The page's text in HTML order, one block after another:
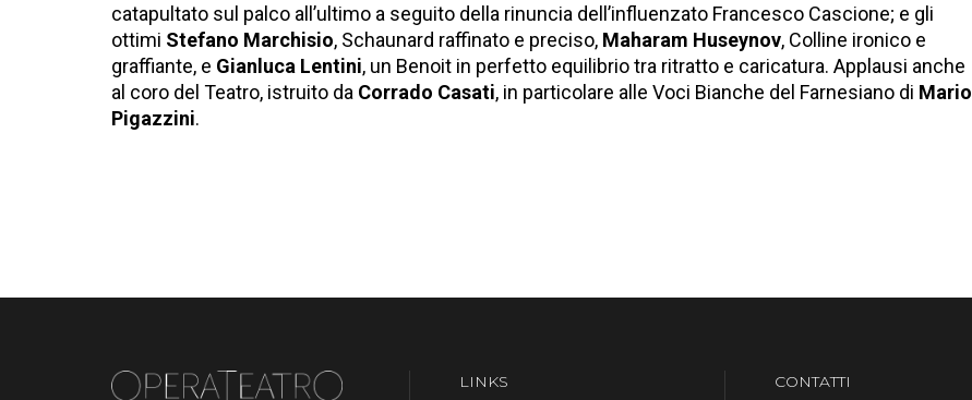
catapultato sul palco all’ultimo a seguito della rinuncia dell’influenzato Francesco Cascione; e gli
ottimi Stefano Marchisio, Schaunard raffinato e preciso, Maharam Huseynov, Colline ironico e
graffiante, e Gianluca Lentini, un Benoit in perfetto equilibrio tra ritratto e caricatura. Applausi anche
al coro del Teatro, istruito da Corrado Casati, in particolare alle Voci Bianche del Farnesiano di Mario
Pigazzini.
LINKS CONTATTI